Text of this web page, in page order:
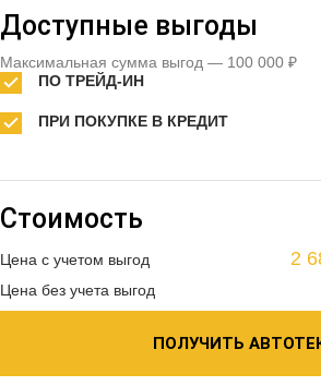
Доступные выгоды
Максимальная сумма выгод — 100 000 ₽
ПО ТРЕЙД-ИН
ПРИ ПОКУПКЕ В КРЕДИТ
Стоимость
Цена с учетом выгод 2
Цена без учета выгод
ПОЛУЧИТЬ